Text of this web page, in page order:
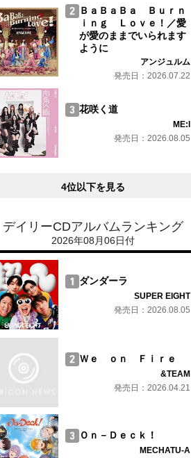
ＢａＢａＢａ Ｂｕｒｎ
ｉｎｇ Ｌｏｖｅ！／愛
が愛のままでいられます
ように
アンジュルム
発売日：2026.07.22
花咲く道
ME:I
発売日：2026.08.05
4位以下を見る
デイリーCDアルバムランキング
2026年08月06日付
ダンダーラ
SUPER EIGHT
発売日：2026.08.05
Ｗｅ ｏｎ Ｆｉｒｅ
&TEAM
発売日：2026.04.21
Ｏｎ－Ｄｅｃｋ！
MECHATU-A